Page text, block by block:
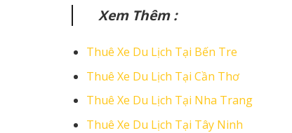
Xem Thêm :
Thuê Xe Du Lịch Tại Bến Tre
Thuê Xe Du Lịch Tại Cần Thơ
Thuê Xe Du Lịch Tại Nha Trang
Thuê Xe Du Lịch Tại Tây Ninh